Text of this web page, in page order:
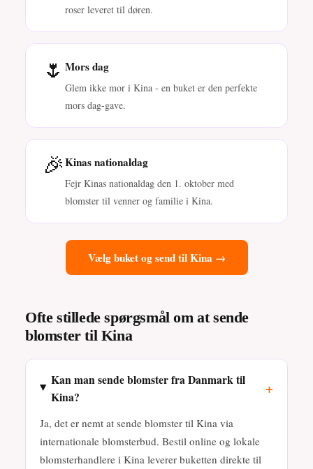
roser leveret til døren.
🌷 Mors dag
Glem ikke mor i Kina - en buket er den perfekte
mors dag-gave.
🎉Kinas nationaldag
Fejr Kinas nationaldag den 1. oktober med
blomster til venner og familie i Kina.
Vælg buket og send til Kina →
Ofte stillede spørgsmål om at sende
blomster til Kina
Kan man sende blomster fra Danmark til
Kina?
+
Ja, det er nemt at sende blomster til Kina via
internationale blomsterbud. Bestil online og lokale
blomsterhandlere i Kina leverer buketten direkte til